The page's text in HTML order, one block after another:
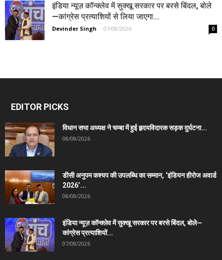
इंडिया न्यूज़ कॉन्क्लेव में सुक्खू सरकार पर बरसे बिंदल, बोले
—कांग्रेस प्रत्याशियों से लिया जाएगा...
Devinder Singh - 07/08/2026 0
EDITOR PICKS
विधान सभा अध्यक्ष ने चम्बा में हुई हृदयविदारक सड़क दुर्घटना...
08/08/2026
डीसी अनुपम कश्यप की उपलब्धि का सम्मान, ‘इंडियन हीरोज अवार्ड
2026’...
08/08/2026
इंडिया न्यूज़ कॉन्क्लेव में सुक्खू सरकार पर बरसे बिंदल, बोले—
कांग्रेस प्रत्याशियों...
07/08/2026